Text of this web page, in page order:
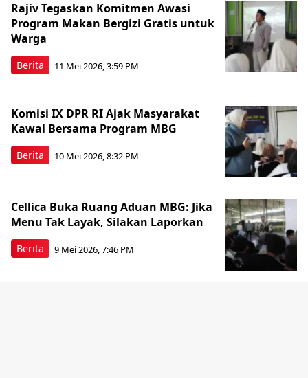
Berita
Rajiv Tegaskan Komitmen Awasi
Program Makan Bergizi Gratis untuk
Warga
11 Mei 2026, 3:59 PM
Berita
Komisi IX DPR RI Ajak Masyarakat
Kawal Bersama Program MBG
10 Mei 2026, 8:32 PM
Berita
Cellica Buka Ruang Aduan MBG: Jika
Menu Tak Layak, Silakan Laporkan
9 Mei 2026, 7:46 PM